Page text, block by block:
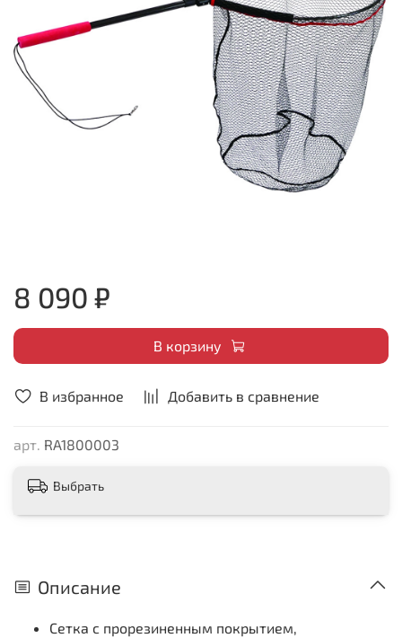
В избранное Добавить в сравнение
арт. RA1800003
8 090 ₽
В корзину
Выбрать
Описание
Сетка с прорезиненным покрытием,